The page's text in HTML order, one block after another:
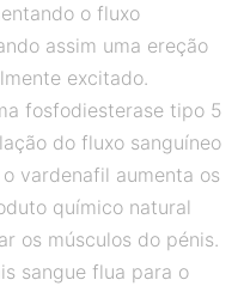
o fluxo
assim uma ereção
excitado.
fosfodiesterase tipo 5
do fluxo sanguíneo
vardenafil aumenta os
químico natural
os músculos do pénis.
sangue flua para o